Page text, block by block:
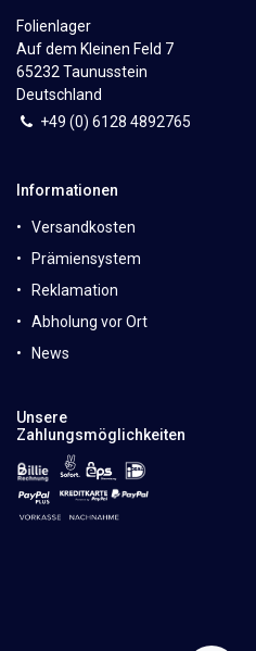
Folienlager
Auf dem Kleinen Feld 7
65232 Taunusstein
Deutschland
+49 (0) 6128 4892765
Informationen
Versandkosten
Prämiensystem
Reklamation
Abholung vor Ort
News
Unsere
Zahlungsmöglichkeiten